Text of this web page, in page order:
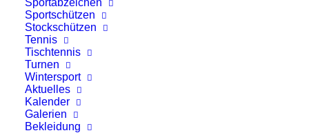
Sportabzeichen
Sportschützen
Stockschützen
Tennis
Tischtennis
Turnen
Wintersport
Aktuelles
Kalender
Galerien
Bekleidung